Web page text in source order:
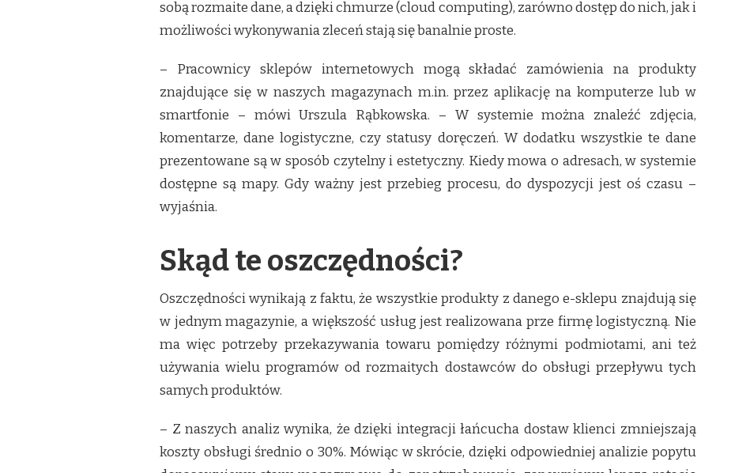
sobą rozmaite dane, a dzięki chmurze (cloud computing), zarówno dostęp do nich, jak i
możliwości wykonywania zleceń stają się banalnie proste.
– Pracownicy sklepów internetowych mogą składać zamówienia na produkty
znajdujące się w naszych magazynach m.in. przez aplikację na komputerze lub w
smartfonie – mówi Urszula Rąbkowska. – W systemie można znaleźć zdjęcia,
komentarze, dane logistyczne, czy statusy doręczeń. W dodatku wszystkie te dane
prezentowane są w sposób czytelny i estetyczny. Kiedy mowa o adresach, w systemie
dostępne są mapy. Gdy ważny jest przebieg procesu, do dyspozycji jest oś czasu –
wyjaśnia.
Skąd te oszczędności?
Oszczędności wynikają z faktu, że wszystkie produkty z danego e-sklepu znajdują się
w jednym magazynie, a większość usług jest realizowana prze firmę logistyczną. Nie
ma więc potrzeby przekazywania towaru pomiędzy różnymi podmiotami, ani też
używania wielu programów od rozmaitych dostawców do obsługi przepływu tych
samych produktów.
– Z naszych analiz wynika, że dzięki integracji łańcucha dostaw klienci zmniejszają
koszty obsługi średnio o 30%. Mówiąc w skrócie, dzięki odpowiedniej analizie popytu